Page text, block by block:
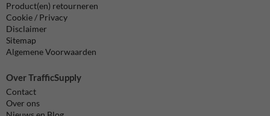
Product(en) retourneren
Cookie / Privacy
Disclaimer
Sitemap
Algemene Voorwaarden
Over TrafficSupply
Contact
Over ons